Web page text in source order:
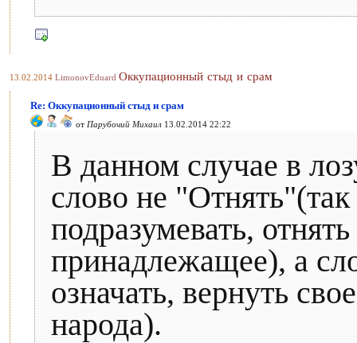
13.02.2014 LimonovEduard Оккупационный стыд и срам
Re: Оккупационный стыд и срам
от Парубочий Михаил 13.02.2014 22:22
В данном случае в
слово не
подразумевать,
принадлежащее), а
означать, вернуть
народа).